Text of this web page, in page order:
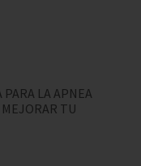
LA APNEA
TU